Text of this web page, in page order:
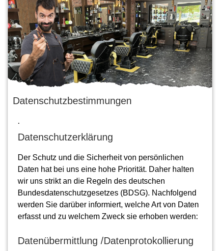
Datenschutzbestimmungen
.
Datenschutzerklärung
Der Schutz und die Sicherheit von persönlichen
Daten hat bei uns eine hohe Priorität. Daher halten
wir uns strikt an die Regeln des deutschen
Bundesdatenschutzgesetzes (BDSG). Nachfolgend
werden Sie darüber informiert, welche Art von Daten
erfasst und zu welchem Zweck sie erhoben werden:
Datenübermittlung /Datenprotokollierung